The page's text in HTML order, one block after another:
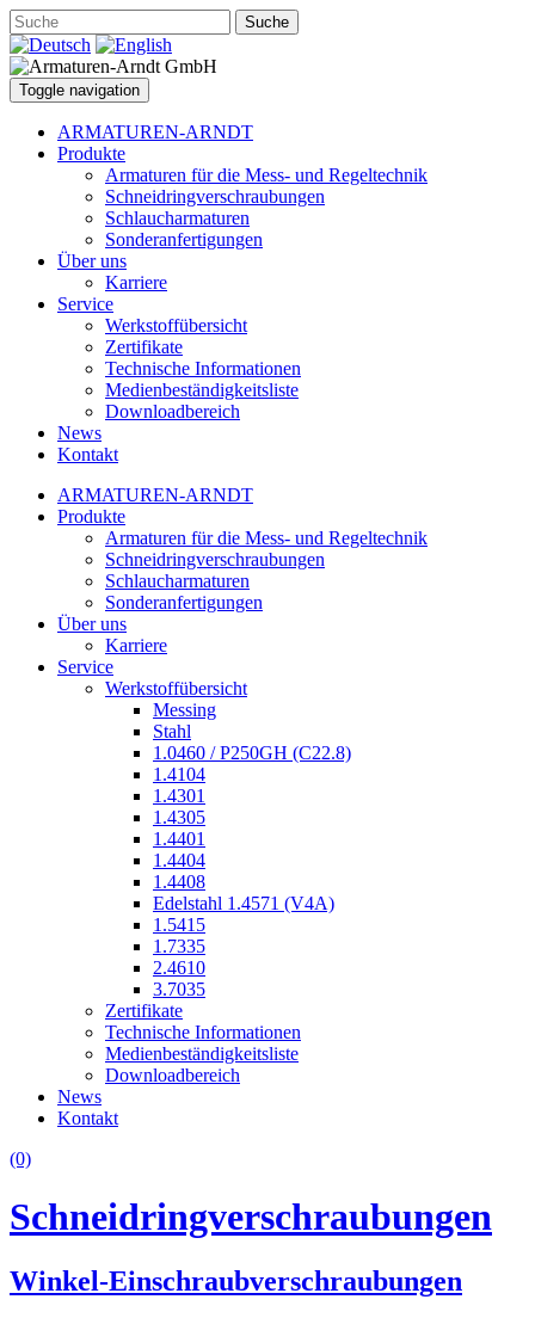
Suche
Toggle navigation
ARMATUREN-ARNDT
Produkte
Armaturen für die Mess- und Regeltechnik
Schneidringverschraubungen
Schlaucharmaturen
Sonderanfertigungen
Über uns
Karriere
Service
Werkstoffübersicht
Zertifikate
Technische Informationen
Medienbeständigkeitsliste
Downloadbereich
News
Kontakt
ARMATUREN-ARNDT
Produkte
Armaturen für die Mess- und Regeltechnik
Schneidringverschraubungen
Schlaucharmaturen
Sonderanfertigungen
Über uns
Karriere
Service
Werkstoffübersicht
Messing
Stahl
1.0460 / P250GH (C22.8)
1.4104
1.4301
1.4305
1.4401
1.4404
1.4408
Edelstahl 1.4571 (V4A)
1.5415
1.7335
2.4610
3.7035
Zertifikate
Technische Informationen
Medienbeständigkeitsliste
Downloadbereich
News
Kontakt
(0)
Schneidringverschraubungen
Winkel-Einschraubverschraubungen